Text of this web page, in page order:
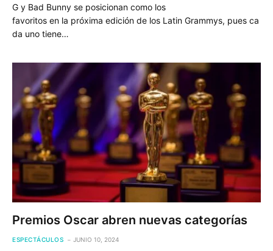
G y Bad Bunny se posicionan como los
favoritos en la próxima edición de los Latin Grammys, pues ca
da uno tiene…
Premios Oscar abren nuevas categorías
ESPECTÁCULOS JUNIO 10, 2024